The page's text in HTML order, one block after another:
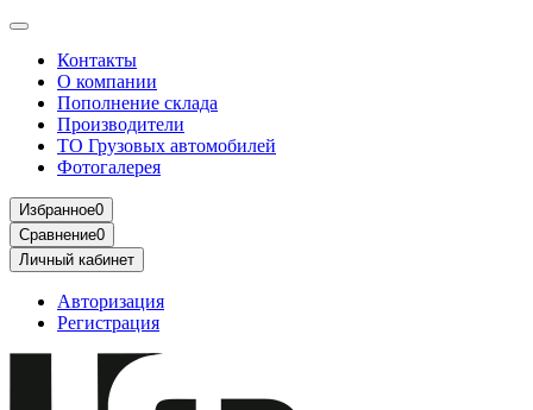
Контакты
О компании
Пополнение склада
Производители
ТО Грузовых автомобилей
Фотогалерея
Избранное0
Сравнение0
Личный кабинет
Авторизация
Регистрация